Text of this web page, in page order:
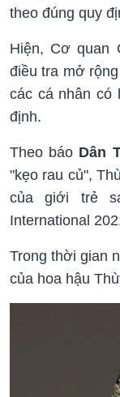
theo đúng quy
Hiện, Cơ quan
điều tra mở
các cá nhân có
định.
Theo báo Dân
"kẹo rau củ",
của giới trẻ
International
Trong thời gian
của hoa hậu